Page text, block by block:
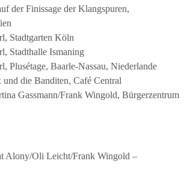
der Finissage der Klangspuren,
Stadtgarten Köln
Stadthalle Ismaning
Plusétage, Baarle-Nassau, Niederlande
die Banditen, Café Central
Gassmann/Frank Wingold, Bürgerzentrum
Alony/Oli Leicht/Frank Wingold –